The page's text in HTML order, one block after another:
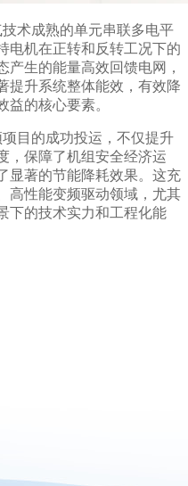
术成熟的单元串联多电平
电机在正转和反转工况下的
生的能量高效回馈电网，
提升系统整体能效，有效降
益的核心要素。
目的成功投运，不仅提升
，保障了机组安全经济运
显著的节能降耗效果。这充
高性能变频驱动领域，尤其
下的技术实力和工程化能